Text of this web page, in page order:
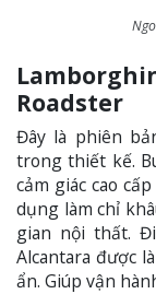
Roadster
Đây là phiên
trong thiết kế.
cảm giác cao
dụng làm chỉ
gian nội thất.
Alcantara được
ẩn. Giúp vận